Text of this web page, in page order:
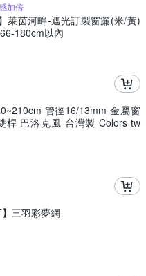
加倍
萊茵河畔-遮光訂製窗簾(米/黃)
180cm以內
管徑16/13mm 金屬窗
桿 巴洛克風 台灣製 Colors tw
】三羽彩夢網